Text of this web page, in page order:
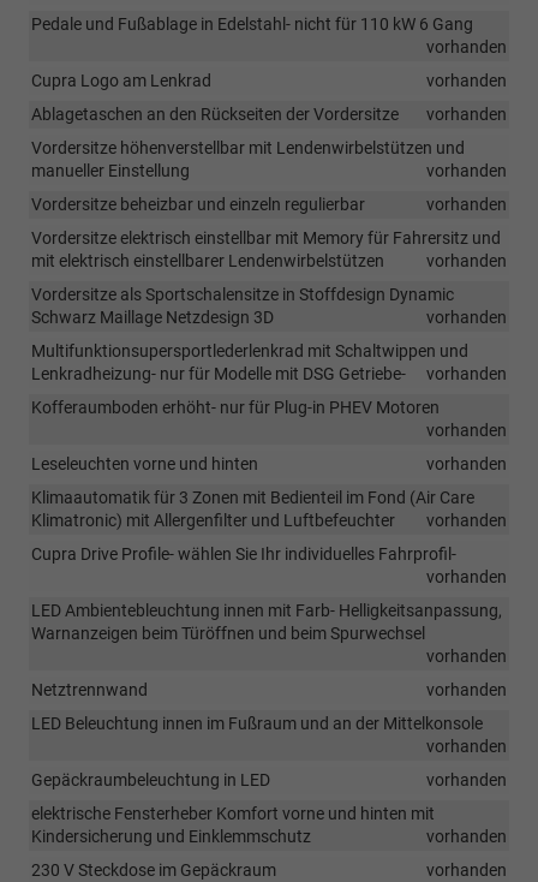
Pedale und Fußablage in Edelstahl- nicht für 110 kW 6 Gang
vorhanden
Cupra Logo am Lenkrad
vorhanden
Ablagetaschen an den Rückseiten der Vordersitze
vorhanden
Vordersitze höhenverstellbar mit Lendenwirbelstützen und
manueller Einstellung
vorhanden
Vordersitze beheizbar und einzeln regulierbar
vorhanden
Vordersitze elektrisch einstellbar mit Memory für Fahrersitz und
mit elektrisch einstellbarer Lendenwirbelstützen
vorhanden
Vordersitze als Sportschalensitze in Stoffdesign Dynamic
Schwarz Maillage Netzdesign 3D
vorhanden
Multifunktionsupersportlederlenkrad mit Schaltwippen und
Lenkradheizung- nur für Modelle mit DSG Getriebe-
vorhanden
Kofferaumboden erhöht- nur für Plug-in PHEV Motoren
vorhanden
Leseleuchten vorne und hinten
vorhanden
Klimaautomatik für 3 Zonen mit Bedienteil im Fond (Air Care
Klimatronic) mit Allergenfilter und Luftbefeuchter
vorhanden
Cupra Drive Profile- wählen Sie Ihr individuelles Fahrprofil-
vorhanden
LED Ambientebleuchtung innen mit Farb- Helligkeitsanpassung,
Warnanzeigen beim Türöffnen und beim Spurwechsel
vorhanden
Netztrennwand
vorhanden
LED Beleuchtung innen im Fußraum und an der Mittelkonsole
vorhanden
Gepäckraumbeleuchtung in LED
vorhanden
elektrische Fensterheber Komfort vorne und hinten mit
Kindersicherung und Einklemmschutz
vorhanden
230 V Steckdose im Gepäckraum
vorhanden